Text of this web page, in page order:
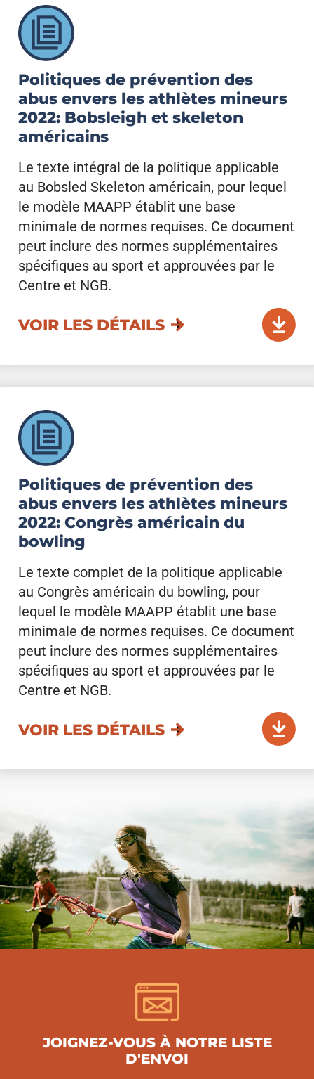
Politiques de prévention des
abus envers les athlètes mineurs
2022: Bobsleigh et skeleton
américains
Le texte intégral de la politique applicable
au Bobsled Skeleton américain, pour lequel
le modèle MAAPP établit une base
minimale de normes requises. Ce document
peut inclure des normes supplémentaires
spécifiques au sport et approuvées par le
Centre et NGB.
VOIR LES DÉTAILS
Politiques de prévention des
abus envers les athlètes mineurs
2022: Congrès américain du
bowling
Le texte complet de la politique applicable
au Congrès américain du bowling, pour
lequel le modèle MAAPP établit une base
minimale de normes requises. Ce document
peut inclure des normes supplémentaires
spécifiques au sport et approuvées par le
Centre et NGB.
VOIR LES DÉTAILS
JOIGNEZ-VOUS À NOTRE LISTE
D'ENVOI